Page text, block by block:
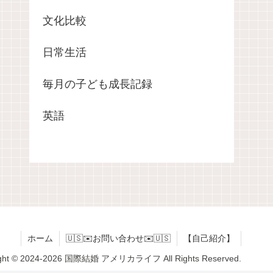
文化比較
日常生活
毎月の子ども成長記録
英語
ホーム 🇺🇸✉️お問い合わせ✉️🇺🇸 【自己紹介】
© 2024-2026 国際結婚 アメリカライフ All Rights Reserved.